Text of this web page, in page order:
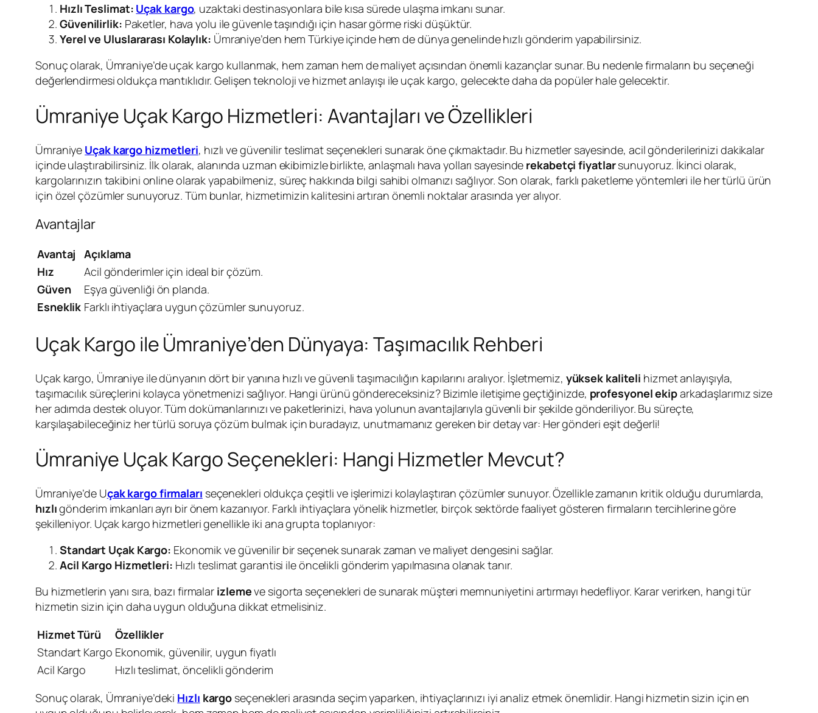
Hızlı Teslimat: Uçak kargo, uzaktaki destinasyonlara bile kısa sürede ulaşma imkanı sunar.
Güvenilirlik: Paketler, hava yolu ile güvenle taşındığı için hasar görme riski düşüktür.
Yerel ve Uluslararası Kolaylık: Ümraniye’den hem Türkiye içinde hem de dünya genelinde hızlı gönderim yapabilirsiniz.
Sonuç olarak, Ümraniye’de uçak kargo kullanmak, hem zaman hem de maliyet açısından önemli kazançlar sunar. Bu nedenle firmaların bu seçeneği
değerlendirmesi oldukça mantıklıdır. Gelişen teknoloji ve hizmet anlayışı ile uçak kargo, gelecekte daha da popüler hale gelecektir.
Ümraniye Uçak Kargo Hizmetleri: Avantajları ve Özellikleri
Ümraniye Uçak kargo hizmetleri, hızlı ve güvenilir teslimat seçenekleri sunarak öne çıkmaktadır. Bu hizmetler sayesinde, acil gönderilerinizi dakikalar
içinde ulaştırabilirsiniz. İlk olarak, alanında uzman ekibimizle birlikte, anlaşmalı hava yolları sayesinde rekabetçi fiyatlarsunuyoruz. İkinci olarak,
kargolarınızın takibini online olarak yapabilmeniz, süreç hakkında bilgi sahibi olmanızı sağlıyor. Son olarak, farklı paketleme yöntemleri ile her türlü ürün
için özel çözümler sunuyoruz. Tüm bunlar, hizmetimizin kalitesini artıran önemli noktalar arasında yer alıyor.
Avantajlar
Avantaj
Açıklama
Hız
Acil gönderimler için ideal bir çözüm.
Güven
Eşya güvenliği ön planda.
Esneklik Farklı ihtiyaçlara uygun çözümler sunuyoruz.
Uçak Kargo ile Ümraniye’den Dünyaya: Taşımacılık Rehberi
Uçak kargo, Ümraniye ile dünyanın dört bir yanına hızlı ve güvenli taşımacılığın kapılarını aralıyor. İşletmemiz, yüksek kaliteli hizmet anlayışıyla,
taşımacılık süreçlerini kolayca yönetmenizi sağlıyor. Hangi ürünü göndereceksiniz? Bizimle iletişime geçtiğinizde, profesyonel ekiparkadaşlarımız size
her adımda destek oluyor. Tüm dokümanlarınızı ve paketlerinizi, hava yolunun avantajlarıyla güvenli bir şekilde gönderiliyor. Bu süreçte,
karşılaşabileceğiniz her türlü soruya çözüm bulmak için buradayız, unutmamanız gereken bir detay var: Her gönderi eşit değerli!
Ümraniye Uçak Kargo Seçenekleri: Hangi Hizmetler Mevcut?
Ümraniye’de Uçak kargo firmaları seçenekleri oldukça çeşitli ve işlerimizi kolaylaştıran çözümler sunuyor. Özellikle zamanın kritik olduğu durumlarda,
hızlıgönderim imkanları ayrı bir önem kazanıyor. Farklı ihtiyaçlara yönelik hizmetler, birçok sektörde faaliyet gösteren firmaların tercihlerine göre
şekilleniyor. Uçak kargo hizmetleri genellikle iki ana grupta toplanıyor:
Standart Uçak Kargo: Ekonomik ve güvenilir bir seçenek sunarak zaman ve maliyet dengesini sağlar.
Acil Kargo Hizmetleri: Hızlı teslimat garantisi ile öncelikli gönderim yapılmasına olanak tanır.
Bu hizmetlerin yanı sıra, bazı firmalar izlemeve sigorta seçenekleri de sunarak müşteri memnuniyetini artırmayı hedefliyor. Karar verirken, hangi tür
hizmetin sizin için daha uygun olduğuna dikkat etmelisiniz.
Hizmet Türü
Özellikler
Standart Kargo Ekonomik, güvenilir, uygun fiyatlı
Acil Kargo
Hızlı teslimat, öncelikli gönderim
Sonuç olarak, Ümraniye’deki Hızlı kargo seçenekleri arasında seçim yaparken, ihtiyaçlarınızı iyi analiz etmek önemlidir. Hangi hizmetin sizin için en